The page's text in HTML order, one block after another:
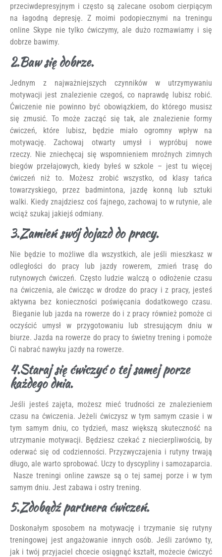
przeciwdepresyjnym i często są zalecane osobom cierpiącym
na łagodną depresję. Z moimi podopiecznymi na treningu
online Skype nie tylko ćwiczymy, ale dużo rozmawiamy i się
dobrze bawimy.
2.Baw się dobrze.
Jednym z najważniejszych czynników w utrzymywaniu
motywacji jest znalezienie czegoś, co naprawdę lubisz robić.
Ćwiczenie nie powinno być obowiązkiem, do którego musisz
się zmusić. To może zacząć się tak, ale znalezienie formy
ćwiczeń, które lubisz, będzie miało ogromny wpływ na
motywację. Zachowaj otwarty umysł i wypróbuj nowe
rzeczy. Nie zniechęcaj się wspomnieniem mroźnych zimnych
biegów przełajowych, kiedy byłeś w szkole – jest tu więcej
ćwiczeń niż to. Możesz zrobić wszystko, od klasy tańca
towarzyskiego, przez badmintona, jazdę konną lub sztuki
walki. Kiedy znajdziesz coś fajnego, zachowaj to w rutynie, ale
wciąż szukaj jakiejś odmiany.
3.Zamień swój dojazd do pracy.
Nie będzie to możliwe dla wszystkich, ale jeśli mieszkasz w
odległości do pracy lub jazdy rowerem, zmień trasę do
rutynowych ćwiczeń. Często ludzie walczą o odłożenie czasu
na ćwiczenia, ale ćwicząc w drodze do pracy i z pracy, jesteś
aktywna bez konieczności poświęcania dodatkowego czasu.
Bieganie lub jazda na rowerze do i z pracy również pomoże ci
oczyścić umysł w przygotowaniu lub stresującym dniu w
biurze. Jazda na rowerze do pracy to świetny trening i pomoże
Ci nabrać nawyku jazdy na rowerze.
4.Staraj się ćwiczyć o tej samej porze
każdego dnia.
Jeśli jesteś zajęta, możesz mieć trudności ze znalezieniem
czasu na ćwiczenia. Jeżeli ćwiczysz w tym samym czasie i w
tym samym dniu, co tydzień, masz większą skuteczność na
utrzymanie motywacji. Będziesz czekać z niecierpliwością, by
oderwać się od codzienności. Przyzwyczajenia i rutyny trwają
długo, ale warto sprobować. Uczy to dyscypliny i samozaparcia.
Nasze treningi online zawsze są o tej samej porze i w tym
samym dniu. Jest zabawa i ostry trening.
5.Zdobądź partnera ćwiczeń.
Doskonałym sposobem na motywację i trzymanie się rutyny
treningowej jest angażowanie innych osób. Jeśli zarówno ty,
jak i twój przyjaciel chcecie osiągnąć kształt, możecie ćwiczyć